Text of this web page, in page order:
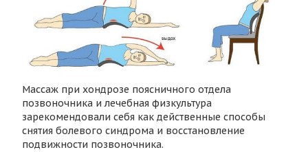
Массаж при хондрозе поясничного отдела
позвоночника и лечебная физкультура
зарекомендовали себя как действенные способы
снятия болевого синдрома и восстановление
подвижности позвоночника.